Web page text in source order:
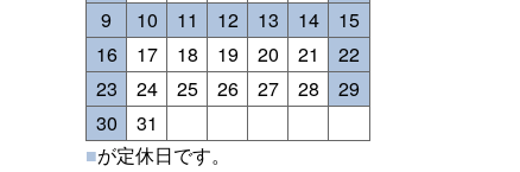
9
10 11 12 13 14
15
16
17 18 19 20 21
22
23
24 25 26 27 28
29
30
31
■が定休日です。